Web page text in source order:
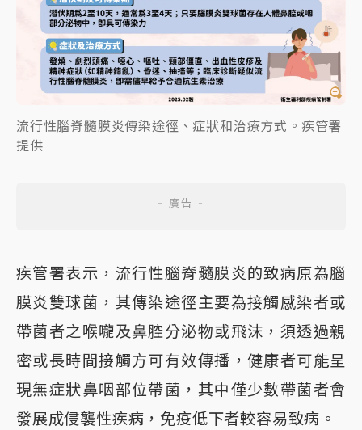
流行性腦脊髓膜炎傳染途徑、症狀和治療方式。疾管署
提供
疾管署表示，流行性腦脊髓膜炎的致病原為腦
膜炎雙球菌，其傳染途徑主要為接觸感染者或
帶菌者之喉嚨及鼻腔分泌物或飛沫，須透過親
密或長時間接觸方可有效傳播，健康者可能呈
現無症狀鼻咽部位帶菌，其中僅少數帶菌者會
發展成侵襲性疾病，免疫低下者較容易致病。